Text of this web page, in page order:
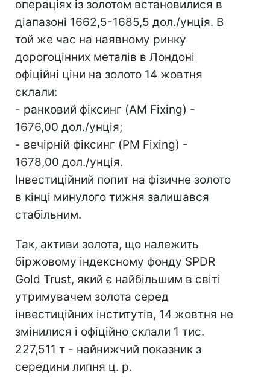
операціях із золотом встановилися в
діапазоні 1662,5-1685,5 дол./унція. В
той же час на наявному ринку
дорогоцінних металів в Лондоні
офіційні ціни на золото 14 жовтня
склали:
- ранковий фіксинг (AM Fixing) -
1676,00 дол./унція;
- вечірній фіксинг (PM Fixing) -
1678,00 дол./унція.
Інвестиційний попит на фізичне золото
в кінці минулого тижня залишався
стабільним.
Так, активи золота, що належить
біржовому індексному фонду SPDR
Gold Trust, який є найбільшим в світі
утримувачем золота серед
інвестиційних інститутів, 14 жовтня не
змінилися і офіційно склали 1 тис.
227,511 т - найнижчий показник з
середини липня ц. р.